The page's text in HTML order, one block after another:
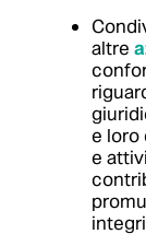
altre
e loro
e